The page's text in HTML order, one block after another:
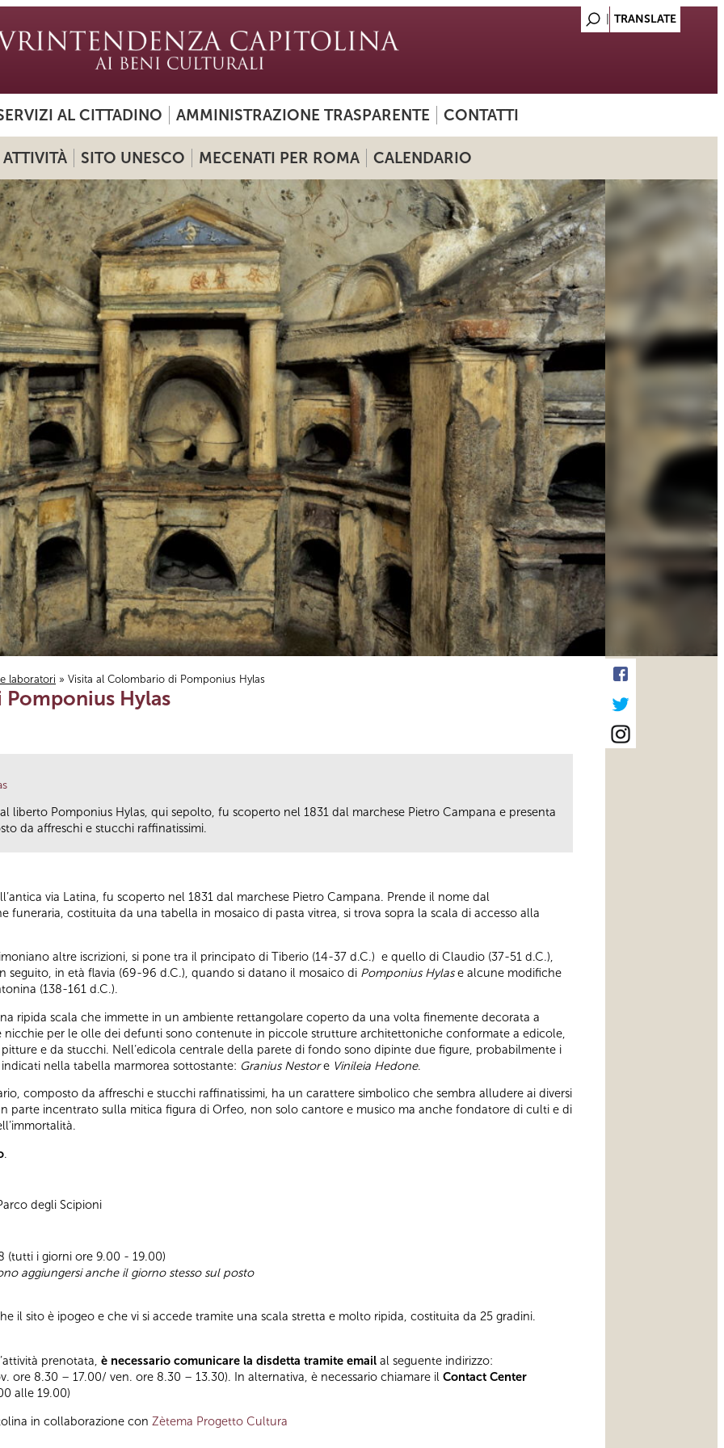
AL CITTADINO AMMINISTRAZIONE TRASPARENTE CONTATTI
ATTIVITÀ SITO UNESCO MECENATI PER ROMA CALENDARIO
laboratori » Visita al Colombario di Pomponius Hylas
Hylas
liberto Pomponius Hylas, qui sepolto, fu scoperto nel 1831 dal marchese Pietro Campana e presenta
da affreschi e stucchi raffinatissimi.
via Latina, fu scoperto nel 1831 dal marchese Pietro Campana. Prende il nome dal
funeraria, costituita da una tabella in mosaico di pasta vitrea, si trova sopra la scala di accesso alla
altre iscrizioni, si pone tra il principato di Tiberio (14-37 d.C.) e quello di Claudio (37-51 d.C.),
seguito, in età flavia (69-96 d.C.), quando si datano il mosaico di Pomponius Hylase alcune modifiche
(138-161 d.C.).
ripida scala che immette in un ambiente rettangolare coperto da una volta finemente decorata a
nicchie per le olle dei defunti sono contenute in piccole strutture architettoniche conformate a edicole,
e da stucchi. Nell’edicola centrale della parete di fondo sono dipinte due figure, probabilmente i
nella tabella marmorea sottostante: Granius Nestore Vinileia Hedone.
composto da affreschi e stucchi raffinatissimi, ha un carattere simbolico che sembra alludere ai diversi
parte incentrato sulla mitica figura di Orfeo, non solo cantore e musico ma anche fondatore di culti e di
.
degli Scipioni
(tutti i giorni ore 9.00 - 19.00)
aggiungersi anche il giorno stesso sul posto
il sito è ipogeo e che vi si accede tramite una scala stretta e molto ripida, costituita da 25 gradini.
prenotata, è necessario comunicare la disdetta tramite email al seguente indirizzo:
ore 8.30 – 17.00/ ven. ore 8.30 – 13.30). In alternativa, è necessario chiamare il Contact Center
alle 19.00)
in collaborazione con Zètema Progetto Cultura